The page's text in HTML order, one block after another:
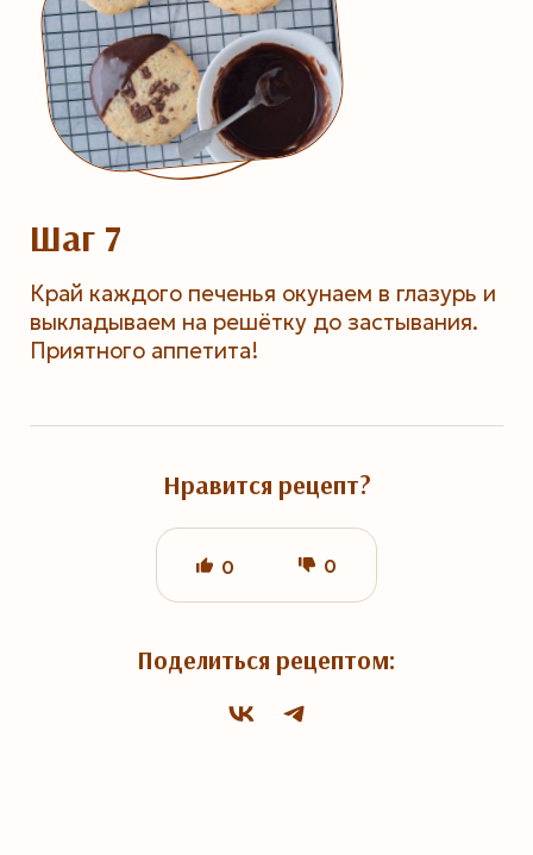
Шаг 7
Край каждого печенья окунаем в глазурь и
выкладываем на решётку до застывания.
Приятного аппетита!
Нравится рецепт?
0 0
Поделиться рецептом: